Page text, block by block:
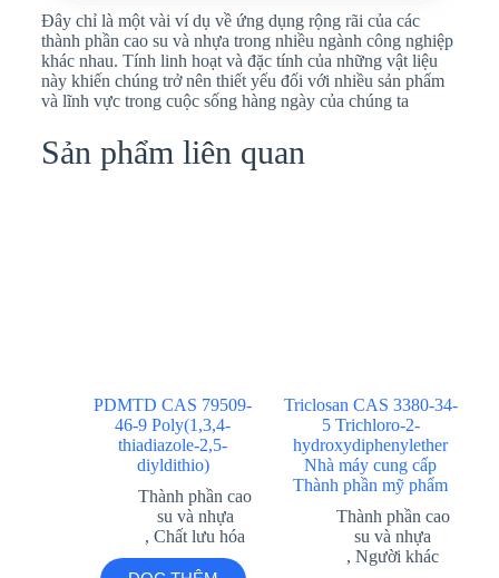
Đây chỉ là một vài ví dụ về ứng dụng rộng rãi của các
thành phần cao su và nhựa trong nhiều ngành công nghiệp
khác nhau. Tính linh hoạt và đặc tính của những vật liệu
này khiến chúng trở nên thiết yếu đối với nhiều sản phẩm
và lĩnh vực trong cuộc sống hàng ngày của chúng ta
Sản phẩm liên quan
PDMTD CAS 79509-
46-9 Poly(1,3,4-
thiadiazole-2,5-
diyldithio)
Thành phần cao
su và nhựa
,Chất lưu hóa
Triclosan CAS 3380-34-
5 Trichloro-2-
hydroxydiphenylether
Nhà máy cung cấp
Thành phần mỹ phẩm
Thành phần cao
su và nhựa
,Người khác